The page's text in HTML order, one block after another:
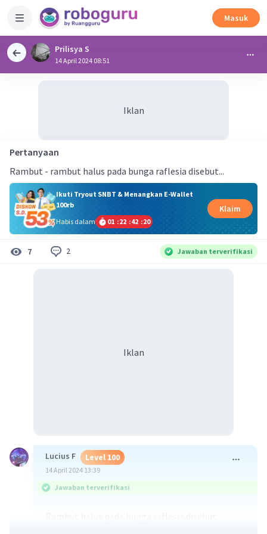
Masuk
Prilisya S
14 April 2024 08:51
Iklan
Pertanyaan
Rambut - rambut halus pada bunga raflesia disebut...
Ikuti Tryout SNBT & Menangkan E-Wallet
100rb
Habis dalam
01 :22 :42 :20
Klaim
7 2 Jawaban terverifikasi
Iklan
Lucius F Level 100
14 April 2024 13:39
Jawaban terverifikasi